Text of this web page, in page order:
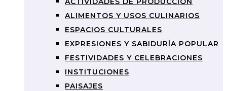
ALIMENTOS Y USOS CULINARIOS
ESPACIOS CULTURALES
EXPRESIONES Y SABIDURÍA POPULAR
FESTIVIDADES Y CELEBRACIONES
INSTITUCIONES
PAISAJES